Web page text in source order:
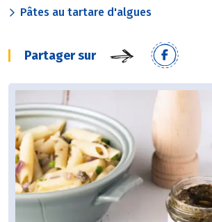
Pâtes au tartare d'algues
Partager sur